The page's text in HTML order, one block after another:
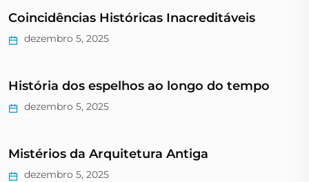
Coincidências Históricas Inacreditáveis
dezembro 5, 2025
História dos espelhos ao longo do tempo
dezembro 5, 2025
Mistérios da Arquitetura Antiga
dezembro 5, 2025